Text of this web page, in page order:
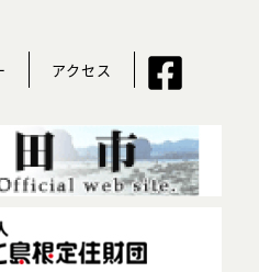
アクセス